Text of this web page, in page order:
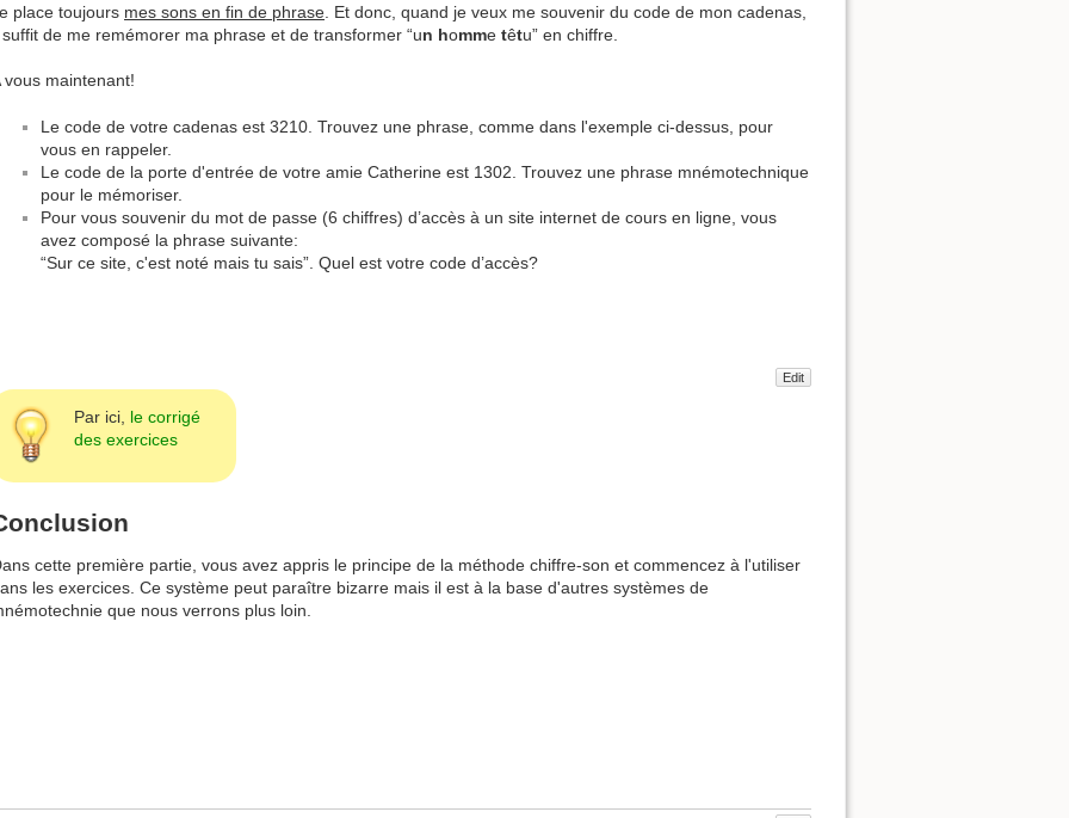
place toujours mes sons en fin de phrase . Et donc, quand je veux me souvenir du code de mon cadenas,
suffit de me remémorer ma phrase et de transformer “un homme têtu” en chiffre.
vous maintenant!
Le code de votre cadenas est 3210. Trouvez une phrase, comme dans l'exemple ci-dessus, pour
vous en rappeler.
Le code de la porte d'entrée de votre amie Catherine est 1302. Trouvez une phrase mnémotechnique
pour le mémoriser.
Pour vous souvenir du mot de passe (6 chiffres) d’accès à un site internet de cours en ligne, vous
avez composé la phrase suivante:
“Sur ce site, c'est noté mais tu sais”. Quel est votre code d’accès?
Par ici, le corrigé
des exercices
Edit
cette première partie, vous avez appris le principe de la méthode chiffre-son et commencez à l'utiliser
les exercices. Ce système peut paraître bizarre mais il est à la base d'autres systèmes de
que nous verrons plus loin.